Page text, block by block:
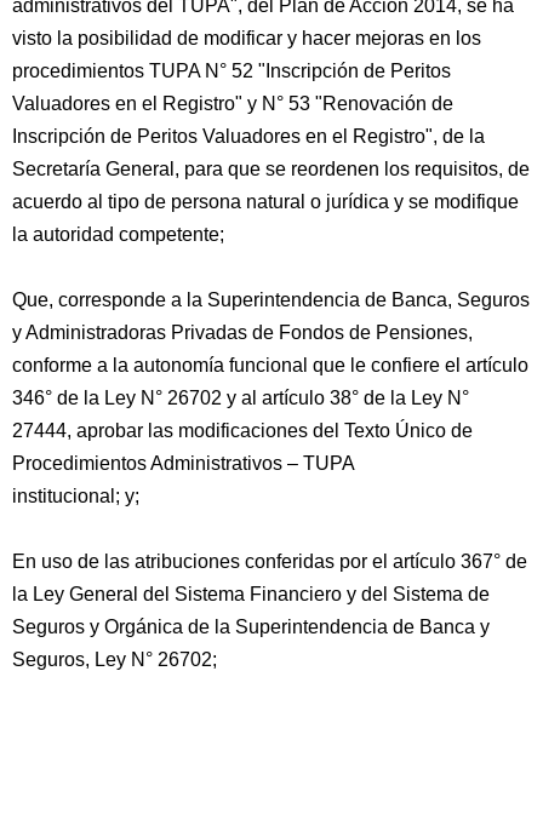
administrativos del TUPA", del Plan de Acción 2014, se ha
visto la posibilidad de modificar y hacer mejoras en los
procedimientos TUPA N° 52 "Inscripción de Peritos
Valuadores en el Registro" y N° 53 "Renovación de
Inscripción de Peritos Valuadores en el Registro", de la
Secretaría General, para que se reordenen los requisitos, de
acuerdo al tipo de persona natural o jurídica y se modifique
la autoridad competente;
Que, corresponde a la Superintendencia de Banca, Seguros
y Administradoras Privadas de Fondos de Pensiones,
conforme a la autonomía funcional que le confiere el artículo
346° de la Ley N° 26702 y al artículo 38° de la Ley N°
27444, aprobar las modificaciones del Texto Único de
Procedimientos Administrativos – TUPA
institucional; y;
En uso de las atribuciones conferidas por el artículo 367° de
la Ley General del Sistema Financiero y del Sistema de
Seguros y Orgánica de la Superintendencia de Banca y
Seguros, Ley N° 26702;